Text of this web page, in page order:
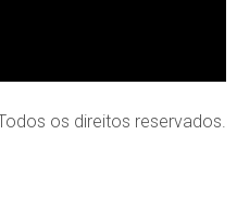
os direitos reservados.